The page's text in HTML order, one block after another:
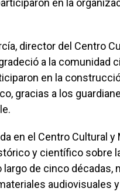
en la
director del Centro
a la comunidad
en la
gracias a los
en el Centro Cultural
y científico sobre
largo de cinco
audiovisuales